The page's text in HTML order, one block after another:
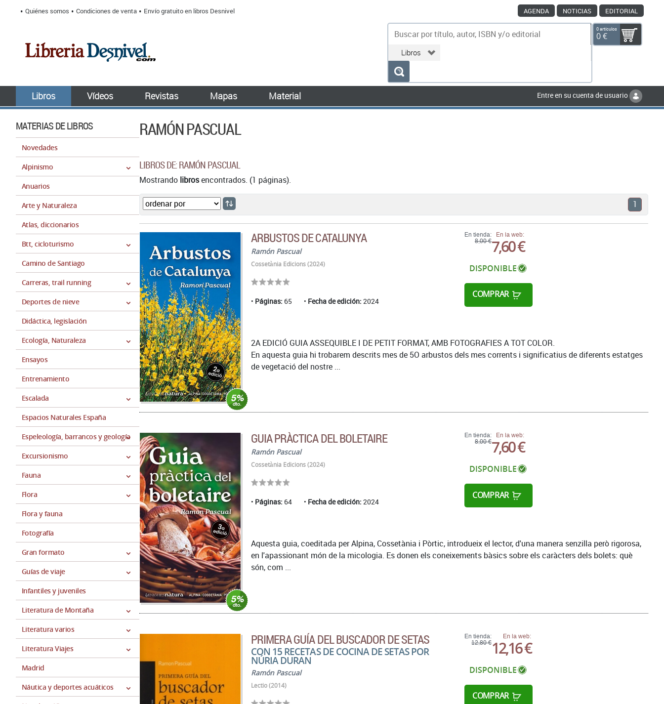
Quiénes somos Condiciones de venta Envío gratuito en libros Desnivel AGENDA NOTICIAS EDITORIAL
0 artículos
0 €
Libros Vídeos Revistas Mapas Material Entre en su cuenta de usuario
MATERIAS DE LIBROS
Novedades
Alpinismo
Anuarios
Arte y Naturaleza
Atlas, diccionarios
Btt, cicloturismo
Camino de Santiago
Carreras, trail running
Deportes de nieve
Didáctica, legislación
Ecología, Naturaleza
Ensayos
Entrenamiento
Escalada
Espacios Naturales España
Espeleología, barrancos y geología
Excursionismo
Fauna
Flora
Flora y fauna
Fotografía
Gran formato
Guías de viaje
Infantiles y juveniles
Literatura de Montaña
Literatura varios
Literatura Viajes
Madrid
Náutica y deportes acuáticos
RAMÓN PASCUAL
LIBROS DE: RAMÓN PASCUAL
Mostrando librosencontrados. (1 páginas).
1
ARBUSTOS DE CATALUNYA
Ramón Pascual
Cossetània Edicions (2024)
Páginas: 65 Fecha de edición: 2024
En tienda:
8,00 €
En la web:
7,60 €
DISPONIBLE
COMPRAR
2A EDICIÓ GUIA ASSEQUIBLE I DE PETIT FORMAT, AMB FOTOGRAFIES A TOT COLOR.
En aquesta guia hi trobarem descrits mes de 5O arbustos dels mes corrents i significatius de diferents estatges
de vegetació del nostre ...
GUIA PRÀCTICA DEL BOLETAIRE
Ramón Pascual
Cossetània Edicions (2024)
Páginas: 64 Fecha de edición: 2024
En tienda:
8,00 €
En la web:
7,60 €
DISPONIBLE
COMPRAR
Aquesta guia, coeditada per Alpina, Cossetània i Pòrtic, introdueix el lector, d'una manera senzilla però rigorosa,
en l'apassionant món de la micologia. Es donen els coneixements bàsics sobre els caràcters dels bolets: què
són, com ...
PRIMERA GUÍA DEL BUSCADOR DE SETAS
CON 15 RECETAS DE COCINA DE SETAS POR
NÚRIA DURAN
Ramón Pascual
Lectio (2014)
En tienda:
12,80 €
En la web:
12,16 €
DISPONIBLE
COMPRAR